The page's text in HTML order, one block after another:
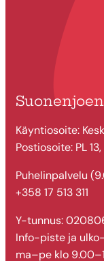
Käyntiosoite:
Postiosoite: PL
Puhelinpalvelu
+358 17 513 311
Y-tunnus:
Info-piste ja
ma–pe klo